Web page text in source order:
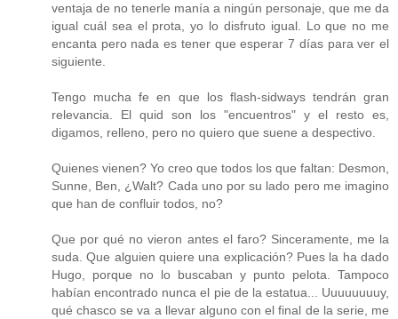
ventaja de no tenerle manía a ningún personaje, que me da
igual cuál sea el prota, yo lo disfruto igual. Lo que no me
encanta pero nada es tener que esperar 7 días para ver el
siguiente.
Tengo mucha fe en que los flash-sidways tendrán gran
relevancia. El quid son los "encuentros" y el resto es,
digamos, relleno, pero no quiero que suene a despectivo.
Quienes vienen? Yo creo que todos los que faltan: Desmon,
Sunne, Ben, ¿Walt? Cada uno por su lado pero me imagino
que han de confluir todos, no?
Que por qué no vieron antes el faro? Sinceramente, me la
suda. Que alguien quiere una explicación? Pues la ha dado
Hugo, porque no lo buscaban y punto pelota. Tampoco
habían encontrado nunca el pie de la estatua... Uuuuuuuuy,
qué chasco se va a llevar alguno con el final de la serie, me